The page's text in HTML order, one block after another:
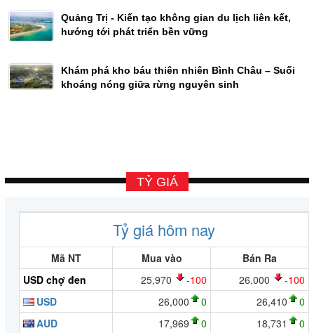
Quảng Trị - Kiến tạo không gian du lịch liên kết,
hướng tới phát triển bền vững
Khám phá kho báu thiên nhiên Bình Châu – Suối
khoáng nóng giữa rừng nguyên sinh
TỶ GIÁ